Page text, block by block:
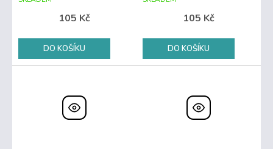
105 Kč
DO KOŠÍKU
105 Kč
DO KOŠÍKU